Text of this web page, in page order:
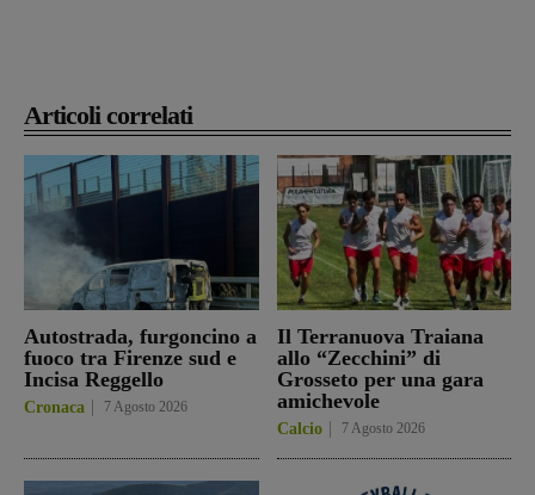
Articoli correlati
Autostrada, furgoncino a
fuoco tra Firenze sud e
Incisa Reggello
Cronaca 7 Agosto 2026
Il Terranuova Traiana
allo “Zecchini” di
Grosseto per una gara
amichevole
Calcio 7 Agosto 2026